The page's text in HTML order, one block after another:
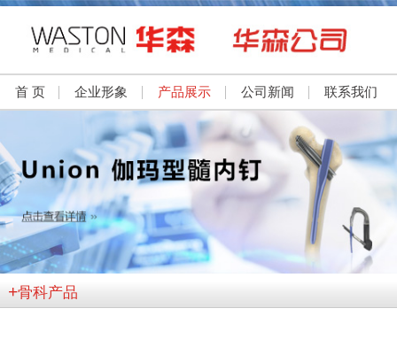
首 页 企业形象 产品展示 公司新闻 联系我们
+骨科产品